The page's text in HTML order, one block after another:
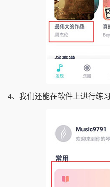
4、我们还能在软件上进行练习